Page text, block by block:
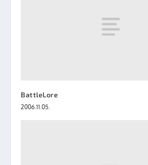
BattleLore
2006.11.05.